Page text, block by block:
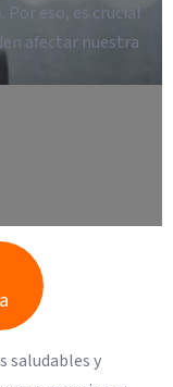
eso, es crucial
afectar nuestra
saludables y